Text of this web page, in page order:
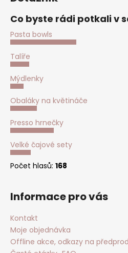
Co byste rádi potkali v
Pasta bowls
Talíře
Mýdlenky
Obaláky na květináče
Presso hrnečky
Velké čajové sety
Počet hlasů: 168
Informace pro vás
Kontakt
Moje objednávka
Offline akce, odkazy na